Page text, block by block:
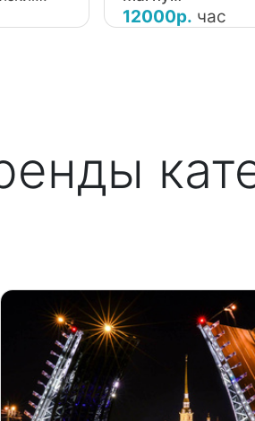
12000р. час